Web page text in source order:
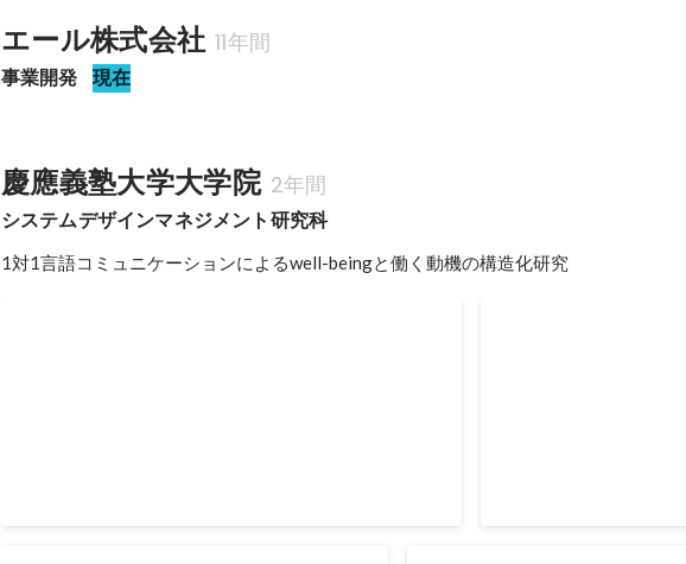
エール株式会社 11年間
事業開発 現在
慶應義塾大学大学院 2年間
システムデザインマネジメント研究科
1対1言語コミュニケーションによるwell-beingと働く動機の構造化研究